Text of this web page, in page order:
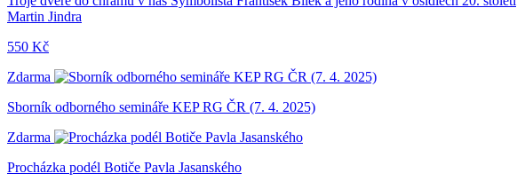
Martin Jindra
550 Kč
Zdarma
Sborník odborného semináře KEP RG ČR (7. 4. 2025)
Zdarma
Procházka podél Botiče Pavla Jasanského